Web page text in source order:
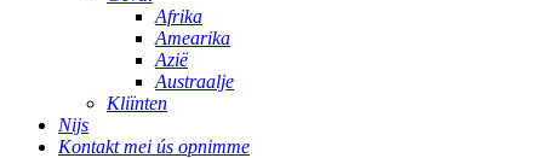
Afrika
Amearika
Azië
Austraalje
Kliïnten
Nijs
Kontakt mei ús opnimme